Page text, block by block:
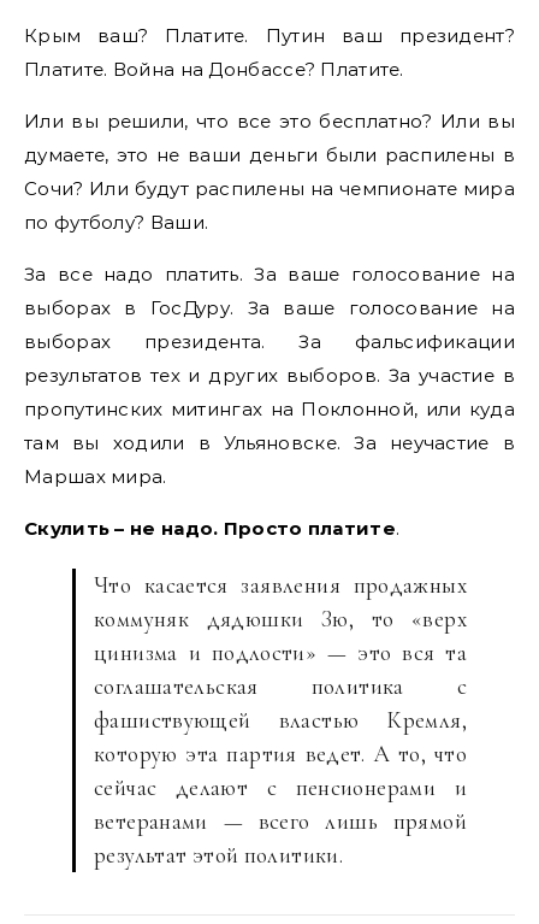
Крым ваш? Платите. Путин ваш президент?
Платите. Война на Донбассе? Платите.
Или вы решили, что все это бесплатно? Или вы
думаете, это не ваши деньги были распилены в
Сочи? Или будут распилены на чемпионате мира
по футболу? Ваши.
За все надо платить. За ваше голосование на
выборах в ГосДуру. За ваше голосование на
выборах президента. За фальсификации
результатов тех и других выборов. За участие в
пропутинских митингах на Поклонной, или куда
там вы ходили в Ульяновске. За неучастие в
Маршах мира.
Скулить – не надо. Просто платите.
Что касается заявления продажных
коммуняк дядюшки Зю, то «верх
цинизма и подлости» — это вся та
соглашательская политика с
фашиствующей властью Кремля,
которую эта партия ведет. А то, что
сейчас делают с пенсионерами и
ветеранами — всего лишь прямой
результат этой политики.